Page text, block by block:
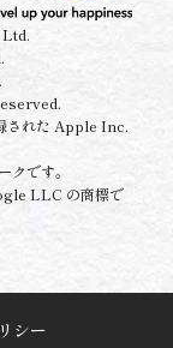
された Apple Inc.
です。
LLC の商標で
シー